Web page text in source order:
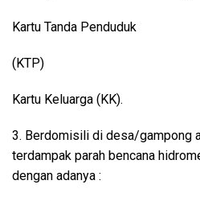
Kartu Tanda Penduduk
(KTP)
Kartu Keluarga (KK).
3. Berdomisili di desa/gampong
terdampak parah bencana
dengan adanya :